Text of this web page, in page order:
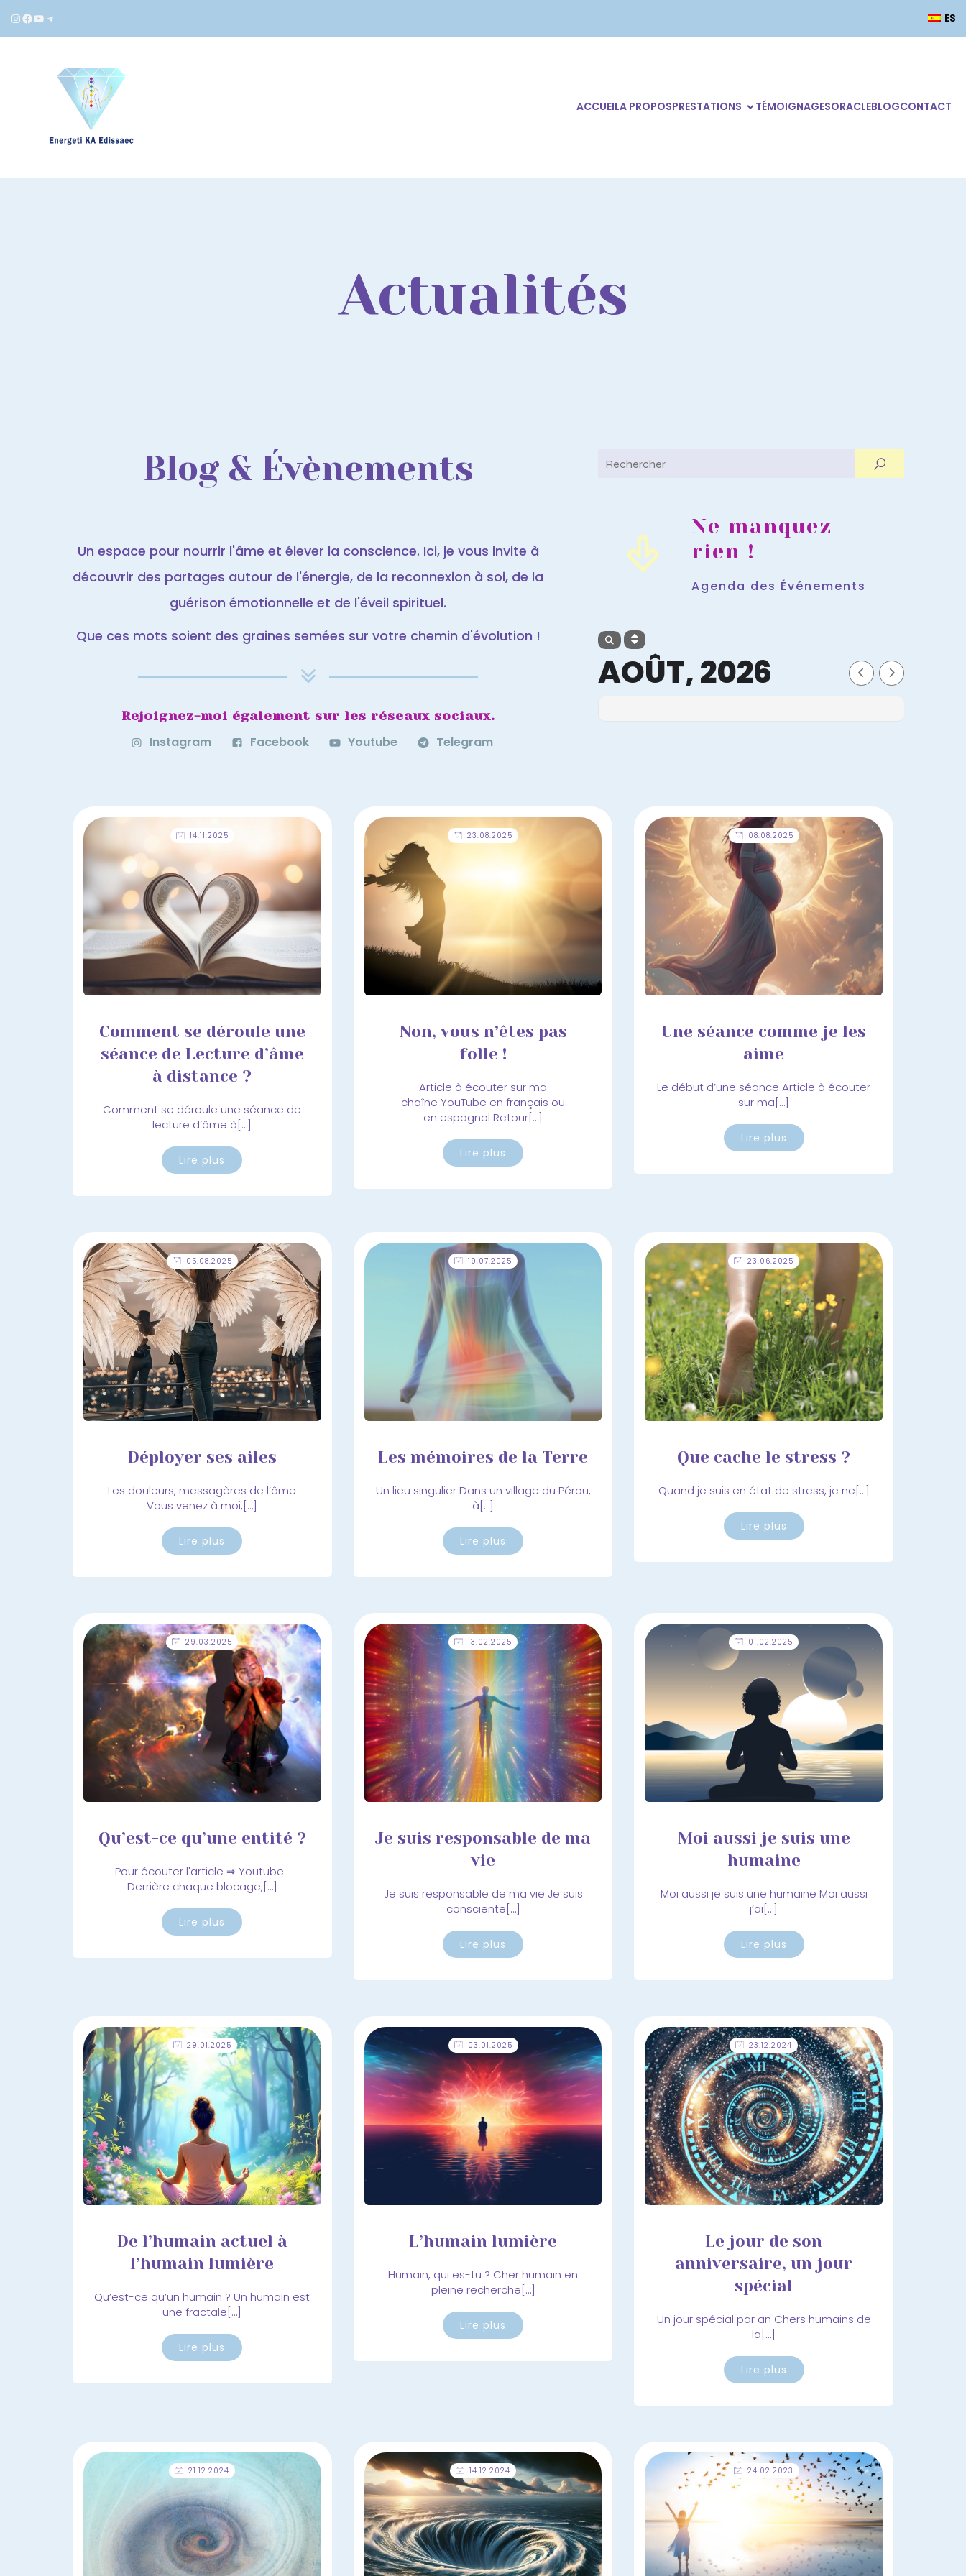
Instagram
Facebook
YouTube
Telegram ES
ACCUEILA PROPOSPRESTATIONS TÉMOIGNAGESORACLEBLOGCONTACT
Actualités
Blog & Évènements
Un espace pour nourrir l'âme et élever la conscience. Ici, je vous invite à
découvrir des partages autour de l'énergie, de la reconnexion à soi, de la
guérison émotionnelle et de l'éveil spirituel.
Que ces mots soient des graines semées sur votre chemin d'évolution !
Rejoignez-moi également sur les réseaux sociaux.
Instagram Facebook Youtube Telegram
Ne manquez
rien !
Agenda des Événements
AOÛT, 2026
14.11.2025
Comment se déroule une
séance de Lecture d’âme
à distance ?
Comment se déroule une séance de
lecture d’âme à[…]
Lire plus
23.08.2025
Non, vous n’êtes pas
folle !
Article à écouter sur ma
chaîne YouTube en français ou
en espagnol Retour[…]
Lire plus
08.08.2025
Une séance comme je les
aime
Le début d’une séance Article à écouter
sur ma[…]
Lire plus
05.08.2025
Déployer ses ailes
Les douleurs, messagères de l’âme
Vous venez à moi,[…]
Lire plus
19.07.2025
Les mémoires de la Terre
Un lieu singulier Dans un village du Pérou,
à[…]
Lire plus
23.06.2025
Que cache le stress ?
Quand je suis en état de stress, je ne[…]
Lire plus
29.03.2025
Qu’est-ce qu’une entité ?
Pour écouter l'article ⇒ Youtube
Derrière chaque blocage,[…]
Lire plus
13.02.2025
Je suis responsable de ma
vie
Je suis responsable de ma vie Je suis
consciente[…]
Lire plus
01.02.2025
Moi aussi je suis une
humaine
Moi aussi je suis une humaine Moi aussi
j’ai[…]
Lire plus
29.01.2025
De l’humain actuel à
l’humain lumière
Qu’est-ce qu’un humain ? Un humain est
une fractale[…]
Lire plus
03.01.2025
L’humain lumière
Humain, qui es-tu ? Cher humain en
pleine recherche[…]
Lire plus
23.12.2024
Le jour de son
anniversaire, un jour
spécial
Un jour spécial par an Chers humains de
la[…]
Lire plus
21.12.2024 14.12.2024 24.02.2023